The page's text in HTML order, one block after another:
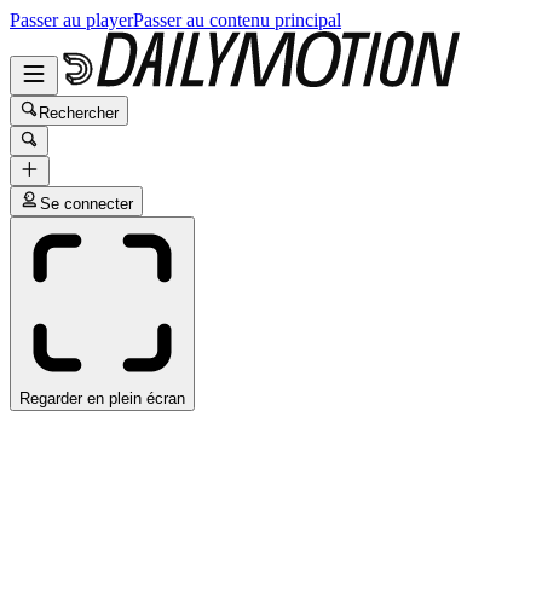
Passer au playerPasser au contenu principal
Rechercher
Se connecter
Regarder en plein écran